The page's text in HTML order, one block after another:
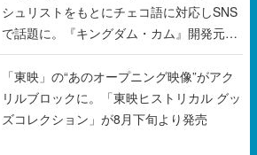
「東映」の“あのオープニング映像”がアク
リルブロックに。「東映ヒストリカル グッ
ズコレクション」が8月下旬より発売